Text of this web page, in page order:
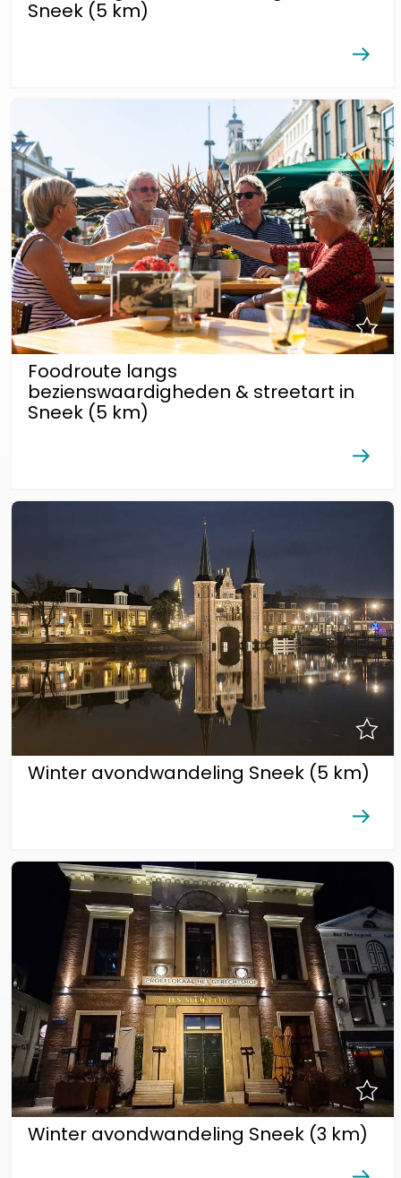
Sneek (5 km)
Foodroute langs
bezienswaardigheden & streetart in
Sneek (5 km)
Winter avondwandeling Sneek (5 km)
Winter avondwandeling Sneek (3 km)